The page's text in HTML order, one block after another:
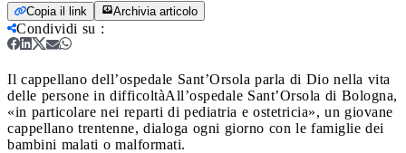
Copia il link Archivia articolo
Condividi su :
Il cappellano dell’ospedale Sant’Orsola parla di Dio nella vita
delle persone in difficoltàAll’ospedale Sant’Orsola di Bologna,
«in particolare nei reparti di pediatria e ostetricia», un giovane
cappellano trentenne, dialoga ogni giorno con le famiglie dei
bambini malati o malformati.